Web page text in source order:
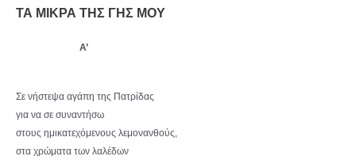
ΤΑ ΜΙΚΡΑ ΤΗΣ ΓΗΣ ΜΟΥ
Α’
Σε νήστεψα αγάπη της Πατρίδας
για να σε συναντήσω
στους ημικατεχόμενους λεμονανθούς,
στα χρώματα των λαλέδων